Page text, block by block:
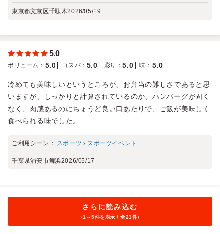
東京都文京区千駄木2026/05/19
5.0
ボリューム ： 5.0 コスパ ： 5.0 彩り ：5.0 味 ： 5.0
冷めても美味しいというところが、お弁当の難しさであると思
いますが、しっかりと計算されているのか、ハンバーグが固く
なく、肉感あるのにちょうど良い口あたりで、ご飯が美味しく
食べられる味でした。
ご利用シーン： スポーツ › スポーツイベント
千葉県浦安市舞浜2026/05/17
さらに読み込む
（1～5件を表示 / 全23件）